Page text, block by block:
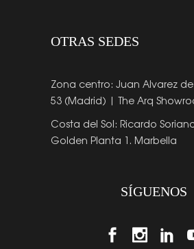
OTRAS SEDES
Zona centro: Juan Alvarez
53 (Madrid) | The Arq
Costa del Sol: Ricardo
Golden Planta 1. Marbella
SÍGUENOS